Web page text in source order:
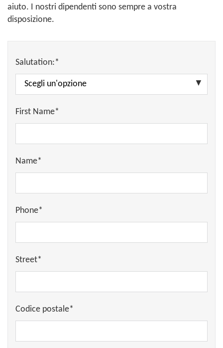
aiuto. I nostri dipendenti sono sempre a vostra
disposizione.
Salutation:*
First Name*
Name*
Phone*
Street*
Codice postale*